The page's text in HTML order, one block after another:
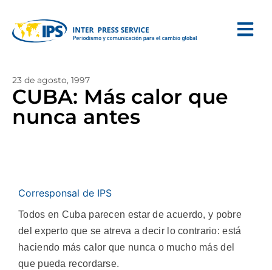
23 de agosto, 1997
CUBA: Más calor que
nunca antes
Corresponsal de IPS
Todos en Cuba parecen estar de acuerdo, y pobre
del experto que se atreva a decir lo contrario: está
haciendo más calor que nunca o mucho más del
que pueda recordarse.